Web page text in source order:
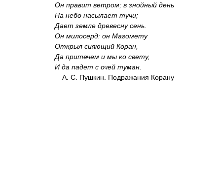
Он правит ветром; в знойный день
На небо насылает тучи;
Дает земле древесну сень.
Он милосерд: он Магомету
Открыл сияющий Коран,
Да притечем и мы ко свету,
И да падет с очей туман.
А. С. Пушкин. Подражания Корану